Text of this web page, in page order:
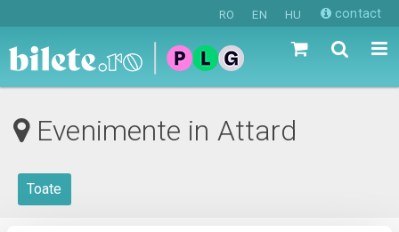
RO EN HU contact
Evenimente in Attard
Toate